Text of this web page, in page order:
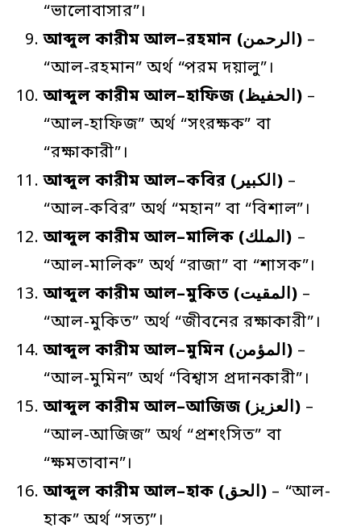
“ভালোবাসার”।
আব্দুল কারীম আল–রহমান (الرحمن) –
“আল-রহমান” অর্থ “পরম দয়ালু”।
আব্দুল কারীম আল–হাফিজ (الحفيظ) –
“আল-হাফিজ” অর্থ “সংরক্ষক” বা
“রক্ষাকারী”।
আব্দুল কারীম আল–কবির (الكبير) –
“আল-কবির” অর্থ “মহান” বা “বিশাল”।
আব্দুল কারীম আল–মালিক (الملك) –
“আল-মালিক” অর্থ “রাজা” বা “শাসক”।
আব্দুল কারীম আল–মুকিত (المقيت) –
“আল-মুকিত” অর্থ “জীবনের রক্ষাকারী”।
আব্দুল কারীম আল–মুমিন (المؤمن) –
“আল-মুমিন” অর্থ “বিশ্বাস প্রদানকারী”।
আব্দুল কারীম আল–আজিজ (العزيز) –
“আল-আজিজ” অর্থ “প্রশংসিত” বা
“ক্ষমতাবান”।
আব্দুল কারীম আল–হাক (الحق) – “আল-
হাক” অর্থ “সত্য”।